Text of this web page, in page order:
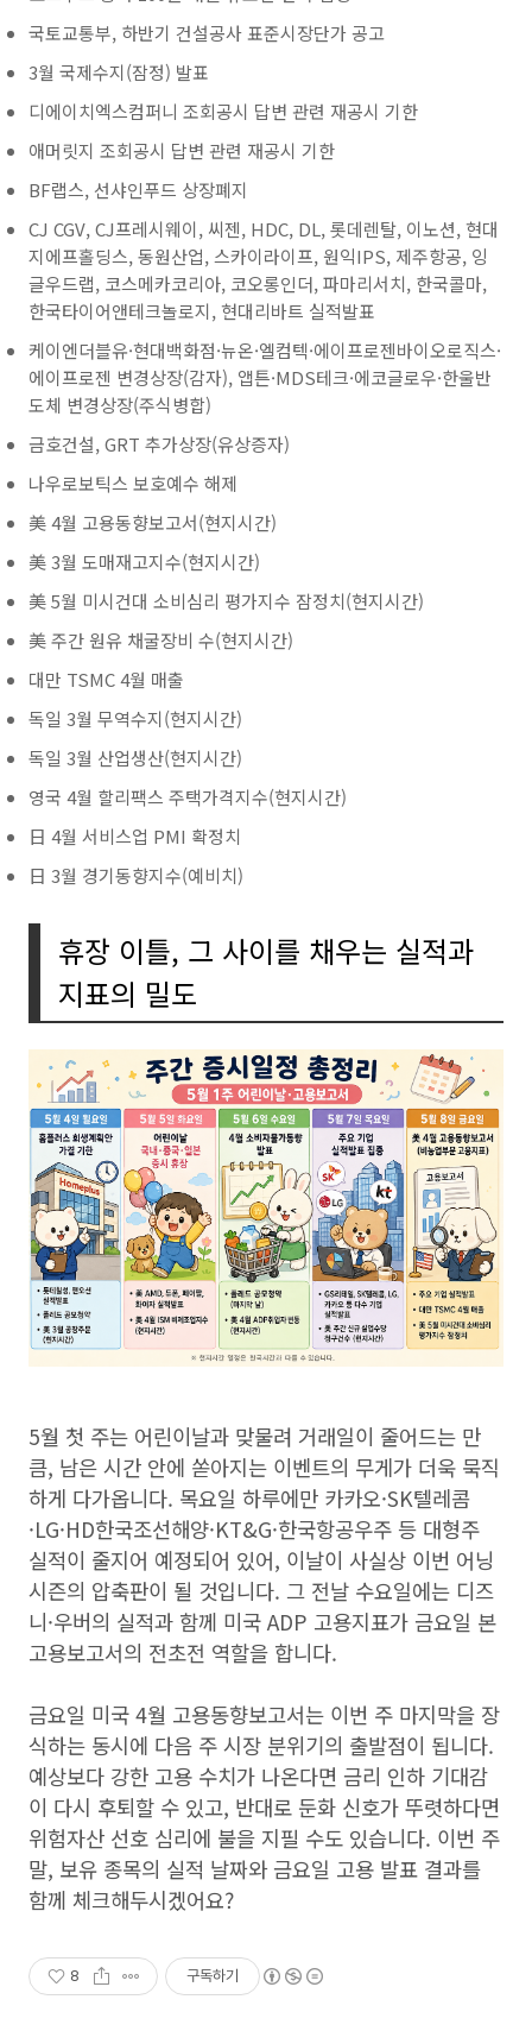
국토교통부, 하반기 건설공사 표준시장단가 공고
3월 국제수지(잠정) 발표
디에이치엑스컴퍼니 조회공시 답변 관련 재공시 기한
애머릿지 조회공시 답변 관련 재공시 기한
BF랩스, 선샤인푸드 상장폐지
CJ CGV, CJ프레시웨이, 씨젠, HDC, DL, 롯데렌탈, 이노션, 현대
지에프홀딩스, 동원산업, 스카이라이프, 원익IPS, 제주항공, 잉
글우드랩, 코스메카코리아, 코오롱인더, 파마리서치, 한국콜마,
한국타이어앤테크놀로지, 현대리바트 실적발표
케이엔더블유·현대백화점·뉴온·엘컴텍·에이프로젠바이오로직스·
에이프로젠 변경상장(감자), 앱튼·MDS테크·에코글로우·한울반
도체 변경상장(주식병합)
금호건설, GRT 추가상장(유상증자)
나우로보틱스 보호예수 해제
美 4월 고용동향보고서(현지시간)
美 3월 도매재고지수(현지시간)
美 5월 미시건대 소비심리 평가지수 잠정치(현지시간)
美 주간 원유 채굴장비 수(현지시간)
대만 TSMC 4월 매출
독일 3월 무역수지(현지시간)
독일 3월 산업생산(현지시간)
영국 4월 할리팩스 주택가격지수(현지시간)
日 4월 서비스업 PMI 확정치
日 3월 경기동향지수(예비치)
휴장 이틀, 그 사이를 채우는 실적과
지표의 밀도
5월 첫 주는 어린이날과 맞물려 거래일이 줄어드는 만
큼, 남은 시간 안에 쏟아지는 이벤트의 무게가 더욱 묵직
하게 다가옵니다. 목요일 하루에만 카카오·SK텔레콤
·LG·HD한국조선해양·KT&G·한국항공우주 등 대형주
실적이 줄지어 예정되어 있어, 이날이 사실상 이번 어닝
시즌의 압축판이 될 것입니다. 그 전날 수요일에는 디즈
니·우버의 실적과 함께 미국 ADP 고용지표가 금요일 본
고용보고서의 전초전 역할을 합니다.
금요일 미국 4월 고용동향보고서는 이번 주 마지막을 장
식하는 동시에 다음 주 시장 분위기의 출발점이 됩니다.
예상보다 강한 고용 수치가 나온다면 금리 인하 기대감
이 다시 후퇴할 수 있고, 반대로 둔화 신호가 뚜렷하다면
위험자산 선호 심리에 불을 지필 수도 있습니다. 이번 주
말, 보유 종목의 실적 날짜와 금요일 고용 발표 결과를
함께 체크해두시겠어요?
8 구독하기